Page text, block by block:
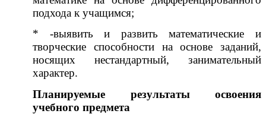
подхода к учащимся;
* -выявить и развить математические и
творческие способности на основе заданий,
носящих нестандартный, занимательный
характер.
Планируемые результаты освоения
учебного предмета